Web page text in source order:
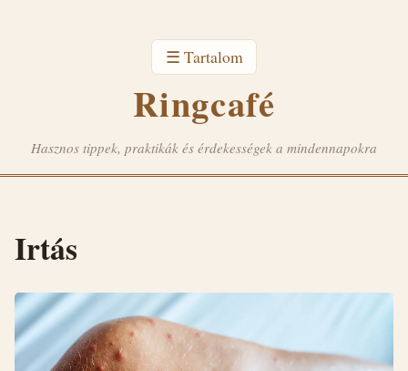
☰ Tartalom
Ringcafé
Hasznos tippek, praktikák és érdekességek a mindennapokra
Irtás